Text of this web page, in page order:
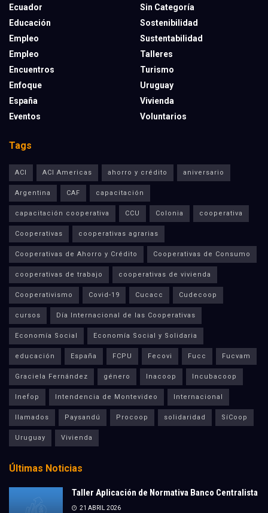
Ecuador
Educación
Empleo
Empleo
Encuentros
Enfoque
España
Eventos
Sin Categoría
Sostenibilidad
Sustentabilidad
Talleres
Turismo
Uruguay
Vivienda
Voluntarios
Tags
ACI ACI Americas ahorro y crédito aniversario
Argentina CAF capacitación
capacitación cooperativa CCU Colonia cooperativa
Cooperativas cooperativas agrarias
Cooperativas de Ahorro y Crédito Cooperativas de Consumo
cooperativas de trabajo cooperativas de vivienda
Cooperativismo Covid-19 Cucacc Cudecoop
cursos Día Internacional de las Cooperativas
Economía Social Economía Social y Solidaria
educación España FCPU Fecovi Fucc Fucvam
Graciela Fernández género Inacoop Incubacoop
Inefop Intendencia de Montevideo Internacional
llamados Paysandú Procoop solidaridad SíCoop
Uruguay Vivienda
Últimas Noticias
Taller Aplicación de Normativa Banco Centralista
21 ABRIL 2026